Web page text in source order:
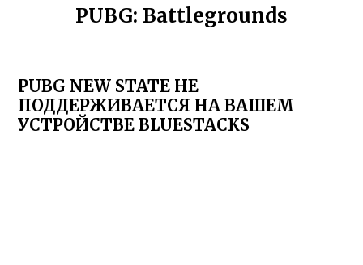
PUBG: Battlegrounds
PUBG NEW STATE НЕ
ПОДДЕРЖИВАЕТСЯ НА ВАШЕМ
УСТРОЙСТВЕ BLUESTACKS